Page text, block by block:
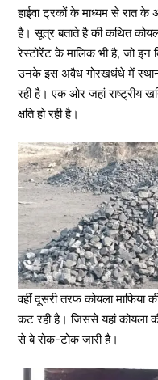
हाईवा ट्रकों के माध्यम से रात के
है। सूत्र बताते है की कथित
रेस्टोरेंट के मालिक भी है, जो इन
उनके इस अवैध गोरखधंधे में
रही है। एक ओर जहां राष्ट्रीय
क्षति हो रही है।
वहीं दूसरी तरफ कोयला माफिया
कट रही है। जिससे यहां कोयला
से बे रोक-टोक जारी है।